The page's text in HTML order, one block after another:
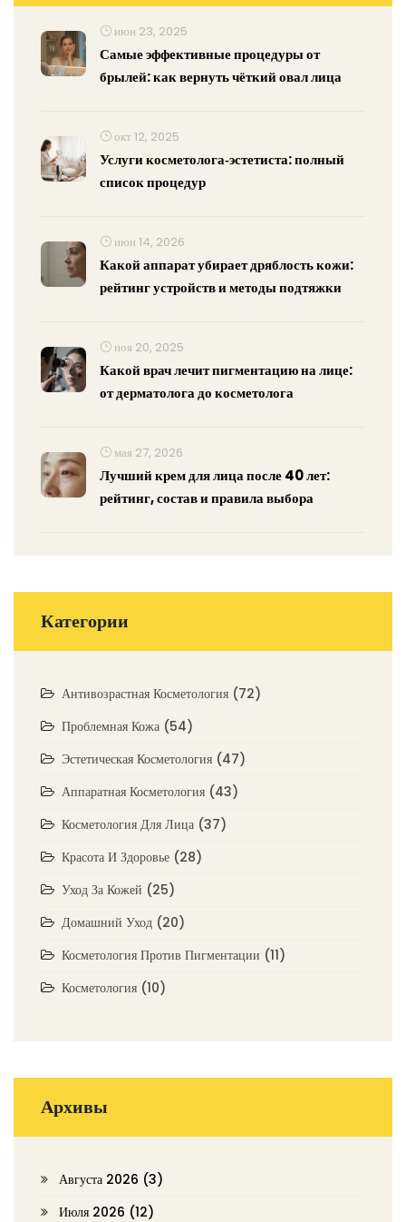
июн 23, 2025
Самые эффективные процедуры от
брылей: как вернуть чёткий овал лица
окт 12, 2025
Услуги косметолога‑эстетиста: полный
список процедур
июн 14, 2026
Какой аппарат убирает дряблость кожи:
рейтинг устройств и методы подтяжки
ноя 20, 2025
Какой врач лечит пигментацию на лице:
от дерматолога до косметолога
мая 27, 2026
Лучший крем для лица после 40 лет:
рейтинг, состав и правила выбора
Категории
Антивозрастная Косметология (72)
Проблемная Кожа (54)
Эстетическая Косметология (47)
Аппаратная Косметология (43)
Косметология Для Лица (37)
Красота И Здоровье (28)
Уход За Кожей (25)
Домашний Уход (20)
Косметология Против Пигментации (11)
Косметология (10)
Архивы
Августа 2026 (3)
Июля 2026 (12)